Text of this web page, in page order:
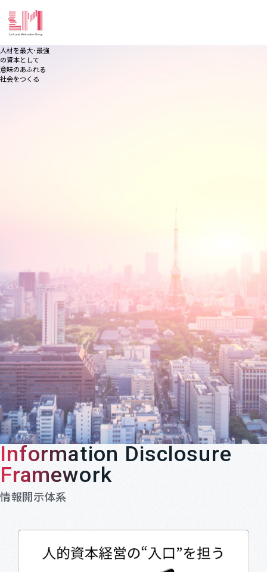
人材を最大･最強
の資本として
意味のあふれる
社会をつくる
Information Disclosure
Framework
情報開示体系